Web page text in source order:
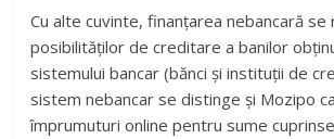
Cu alte cuvinte, finanțarea nebancară se
posibilităților de creditare a banilor
sistemului bancar (bănci și instituții de
sistem nebancar se distinge și Mozipo
împrumuturi online pentru sume